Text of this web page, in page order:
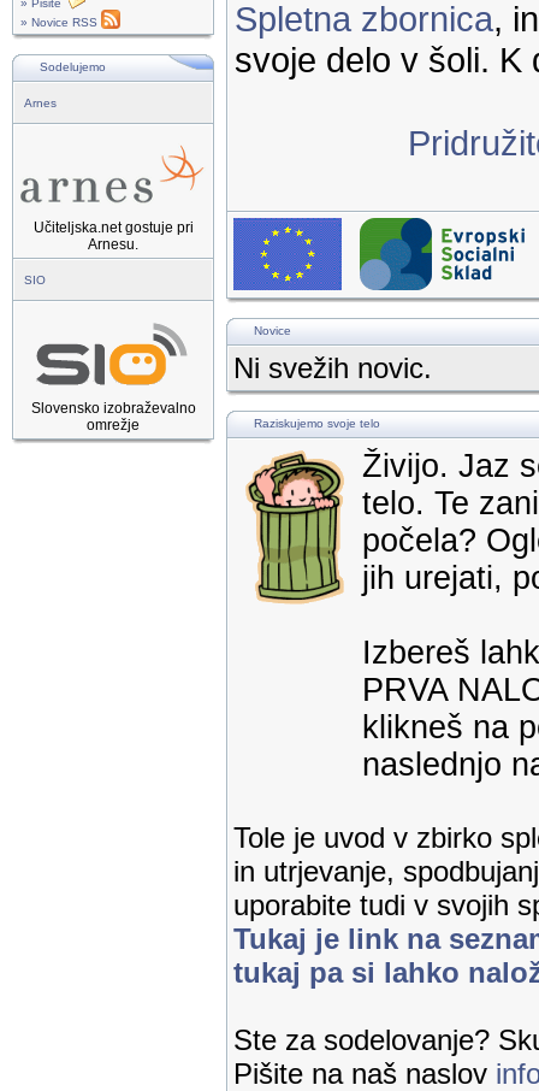
» Pišite
» Novice RSS
Sodelujemo
Arnes
Učiteljska.net gostuje pri
Arnesu.
SIO
Slovensko izobraževalno
omrežje
Spletna zbornica,
svoje delo v šoli. K
Novice
Ni svežih novic.
Raziskujemo svoje telo
Živijo. Jaz
telo. Te
počela?
jih urejati,
Izbereš
PRVA
klikneš na
naslednjo
Tole je uvod v zbirko
in utrjevanje,
uporabite tudi v svojih
Tukaj je link na
tukaj pa si lahko
Ste za sodelovanje?
Pišite na naš naslov